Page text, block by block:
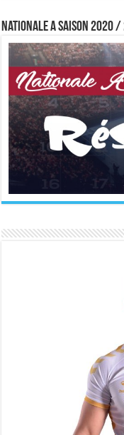
Nationale A saison 2020 /